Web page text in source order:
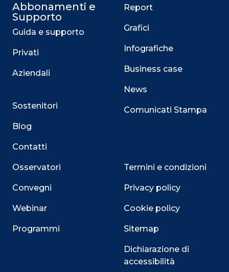
Abbonamenti e
Supporto
Guida e supporto
Privati
Aziendali
Sostenitori
Blog
Contatti
Osservatori
Convegni
Webinar
Programmi
Report
Grafici
Infografiche
Business case
News
Comunicati Stampa
Termini e condizioni
Privacy policy
Cookie policy
Sitemap
Dichiarazione di
accessibilità